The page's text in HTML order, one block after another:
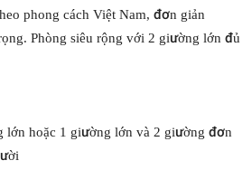
phong cách Việt Nam, đơn giản
Phòng siêu rộng với 2 giường lớn đủ
lớn hoặc 1 giường lớn và 2 giường đơn